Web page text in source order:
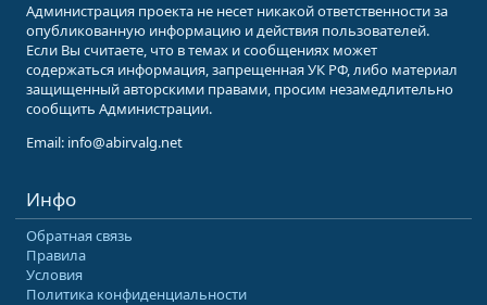
Администрация проекта не несет никакой ответственности за
опубликованную информацию и действия пользователей.
Если Вы считаете, что в темах и сообщениях может
содержаться информация, запрещенная УК РФ, либо материал
защищенный авторскими правами, просим незамедлительно
сообщить Администрации.
Email: info@abirvalg.net
Инфо
Обратная связь
Правила
Условия
Политика конфиденциальности